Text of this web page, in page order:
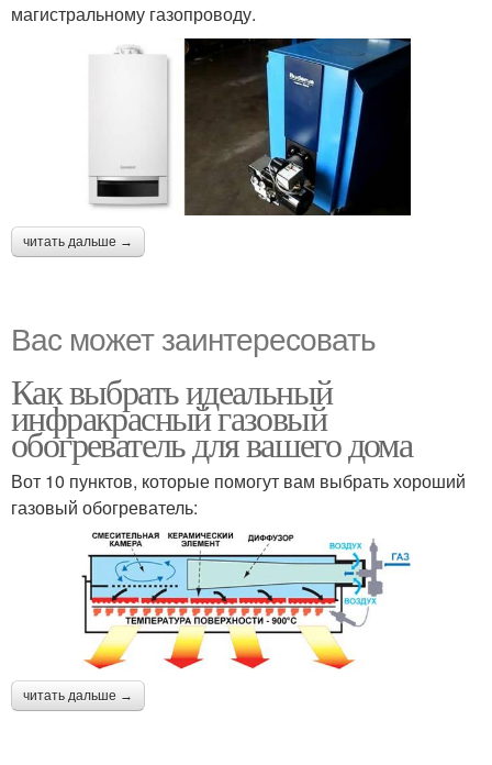
магистральному газопроводу.
читать дальше →
Вас может заинтересовать
Как выбрать идеальный
инфракрасный газовый
обогреватель для вашего дома
Вот 10 пунктов, которые помогут вам выбрать хороший
газовый обогреватель:
читать дальше →